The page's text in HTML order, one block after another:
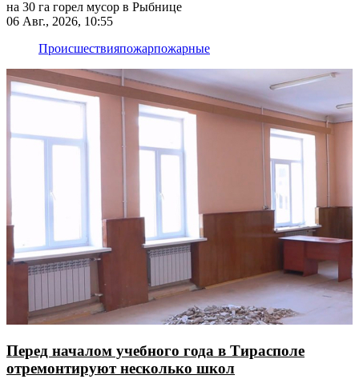
на 30 га горел мусор в Рыбнице
06 Авг., 2026, 10:55
Происшествияпожарпожарные
Перед началом учебного года в Тирасполе
отремонтируют несколько школ